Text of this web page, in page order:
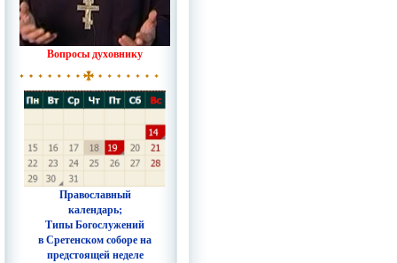
Вопросы духовнику
Православный
календарь;
Типы Богослужений
в Сретенском соборе на
предстоящей неделе